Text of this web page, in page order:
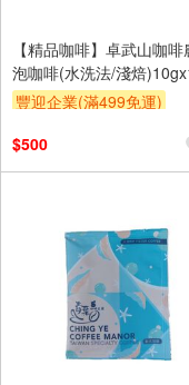
【精品咖啡】卓武山咖
泡咖啡(水洗法/淺焙
豐迎企業(滿499免運)
$500